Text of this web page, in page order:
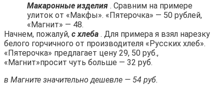
Макаронные изделия . Сравним на примере
улиток от «Макфы». «Пятерочка» — 50 рублей,
«Магнит» — 48.
Начнем, пожалуй, с хлеба . Для примера я взял нарезку
белого горчичного от производителя «Русских хлеб».
«Пятерочка» предлагает цену 29, 50 руб.,
«Магнит»просит чуть больше — 32 руб.
в Магните значительно дешевле — 54 руб.